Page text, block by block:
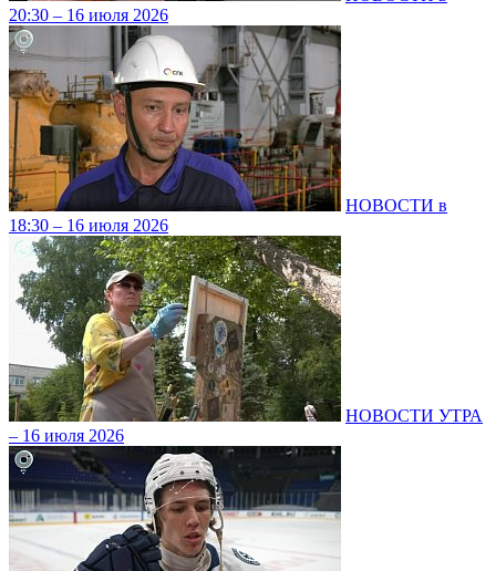
20:30 – 16 июля 2026
НОВОСТИ в
18:30 – 16 июля 2026
НОВОСТИ УТРА
– 16 июля 2026